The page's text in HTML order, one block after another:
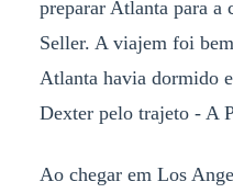
preparar Atlanta para a
Seller. A viajem foi
Atlanta havia dormido
Dexter pelo trajeto - A
Ao chegar em Los